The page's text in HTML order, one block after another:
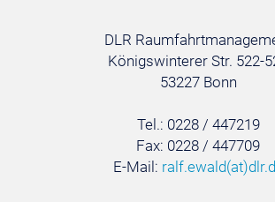
DLR
Königswinterer Str. 522-
53227 Bonn
Tel.: 0228 / 447219
Fax: 0228 / 447709
E-Mail: ralf.ewald(at)